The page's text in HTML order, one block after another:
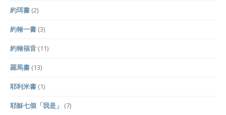
約珥書 (2)
約翰一書 (3)
約翰福音 (11)
羅馬書 (13)
耶利米書 (1)
耶穌七個「我是」 (7)